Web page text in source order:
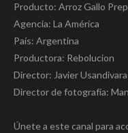
Producto: Arroz Gallo
Agencia: La América
País: Argentina
Productora: Rebolucion
Director: Javier
Director de fotografía:
Únete a este canal para